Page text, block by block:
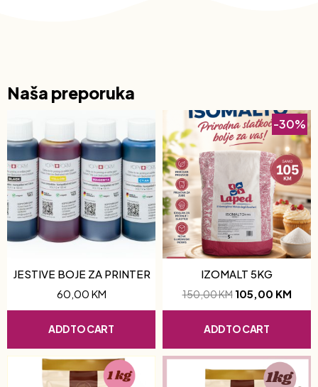
Naša preporuka
JESTIVE BOJE ZA PRINTER
60,00 KM
ADD TO CART
-30%
IZOMALT 5KG
150,00KM 105,00 KM
ADD TO CART